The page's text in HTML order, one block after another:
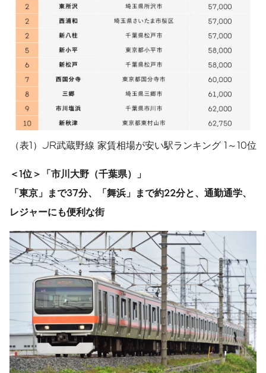
（表1）JR武蔵野線 家賃相場が安い駅ランキング 1～10位
＜1位＞「市川大野（千葉県）」
「東京」まで37分、「舞浜」まで約22分と、通勤通学、
レジャーにも便利な街